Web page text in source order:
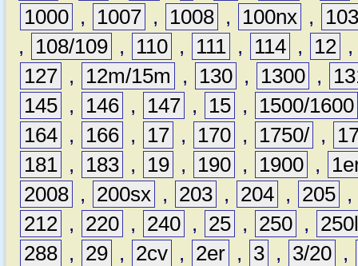
1000 , 1007 , 1008 , 100nx ,
,
108/109 , 110 , 111 , 114 , 12
127 , 12m/15m , 130 , 1300 ,
145 , 146 , 147 , 15 ,
1500/1600
164 , 166 , 17 , 170 , 1750/ ,
181 , 183 , 19 , 190 , 1900 ,
2008 , 200sx , 203 , 204 , 205 ,
212 , 220 , 240 , 25 , 250 ,
288 , 29 , 2cv , 2er , 3 , 3/20 ,